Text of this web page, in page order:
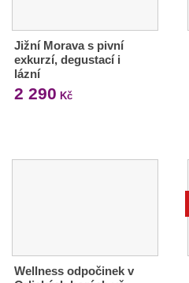
Jižní Morava s pivní
exkurzí, degustací i
lázní
2 290 Kč
Wellness odpočinek v